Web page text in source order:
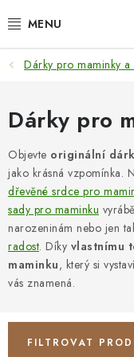
na
NEJPRODÁVANĚJŠÍ
SVATEBNÍ DARY/
DÁRKOVÉ BOXY A
DÁRKY K
PERSONALIZOVANÉ
DÁRKY
Dárky pro maminky a
Dárky pro
Objevte originální
jako krásná vzpomínka.
dřevěné srdce pro
sady pro maminku
narozeninám nebo jen
radost. Díky vlastnímu
maminku, který si
vás znamená.
FILTROVAT